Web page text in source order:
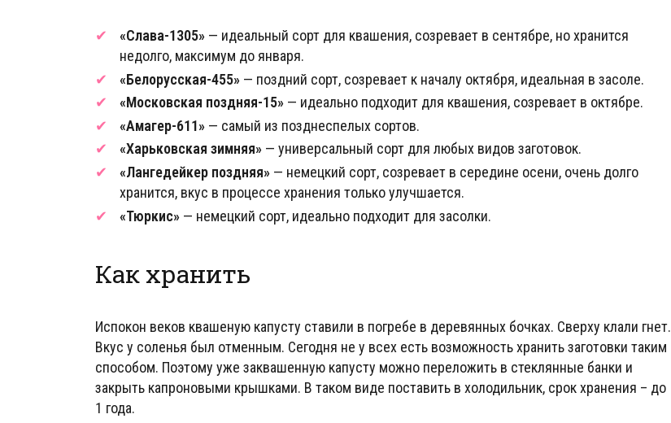
«Слава-1305»— идеальный сорт для квашения, созревает в сентябре, но хранится
недолго, максимум до января.
«Белорусская-455»— поздний сорт, созревает к началу октября, идеальная в засоле.
«Московская поздняя-15»— идеально подходит для квашения, созревает в октябре.
«Амагер-611»— самый из позднеспелых сортов.
«Харьковская зимняя»— универсальный сорт для любых видов заготовок.
«Лангедейкер поздняя»— немецкий сорт, созревает в середине осени, очень долго
хранится, вкус в процессе хранения только улучшается.
«Тюркис»— немецкий сорт, идеально подходит для засолки.
Как хранить
Испокон веков квашеную капусту ставили в погребе в деревянных бочках. Сверху клали гнет.
Вкус у соленья был отменным. Сегодня не у всех есть возможность хранить заготовки таким
способом. Поэтому уже заквашенную капусту можно переложить в стеклянные банки и
закрыть капроновыми крышками. В таком виде поставить в холодильник, срок хранения – до
1 года.